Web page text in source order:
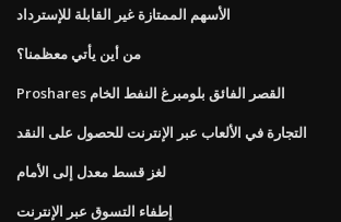
الأسهم الممتازة غير القابلة للإسترداد
من أين يأتي معظمنا؟
Proshares القصر الفائق بلومبرغ النفط الخام
التجارة في الألعاب عبر الإنترنت للحصول على النقد
لغز قسط معدل إلى الأمام
إطفاء التسوق عبر الإنترنت